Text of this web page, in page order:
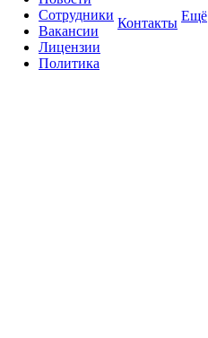
Сотрудники
Вакансии
Лицензии
Политика
Контакты Ещё